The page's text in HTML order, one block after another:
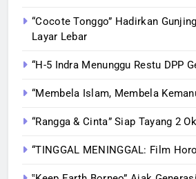
“Cocote Tonggo” Hadirkan
Layar Lebar
“H-5 Indra Menunggu Restu DPP
“Membela Islam, Membela
“Rangga & Cinta” Siap Tayang 2
“TINGGAL MENINGGAL: Film